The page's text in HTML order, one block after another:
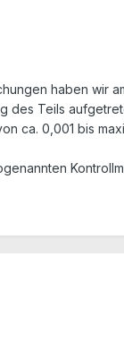
haben wir
Teils
ca. 0,001 bis